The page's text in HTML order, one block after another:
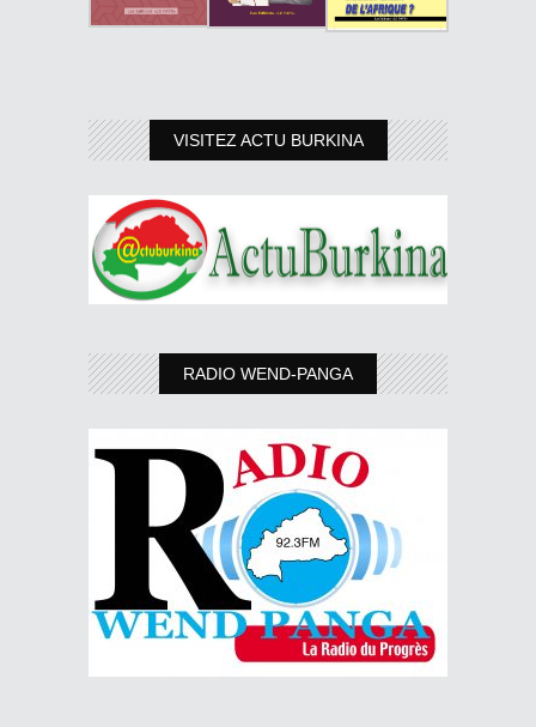
VISITEZ ACTU BURKINA
RADIO WEND-PANGA